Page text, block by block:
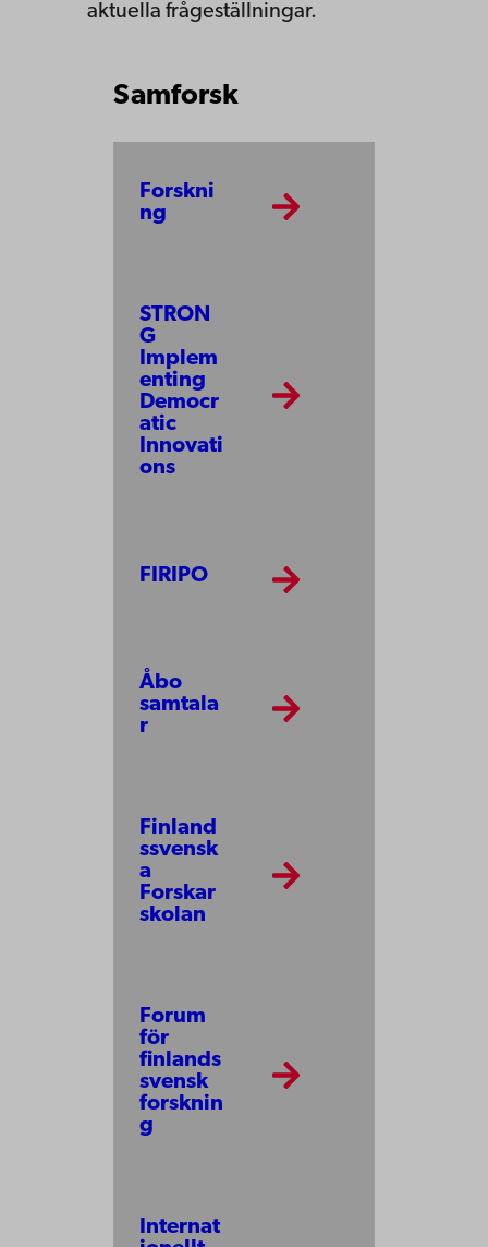
aktuella frågeställningar.
Samforsk
Forskni
ng
STRON
G
Implem
enting
Democr
atic
Innovati
ons
FIRIPO
Åbo
samtala
r
Finland
ssvensk
a
Forskar
skolan
Forum
för
finlands
svensk
forsknin
g
Internat